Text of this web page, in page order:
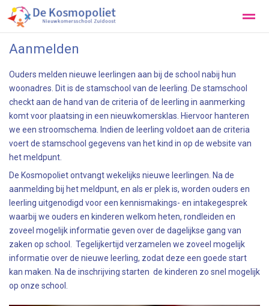
Onze School Praktische info
Aanmelden
Ouders melden nieuwe leerlingen aan bij de school nabij hun
woonadres. Dit is de stamschool van de leerling. De stamschool
checkt aan de hand van de criteria of de leerling in aanmerking
komt voor plaatsing in een nieuwkomersklas. Hiervoor hanteren
we een stroomschema. Indien de leerling voldoet aan de criteria
voert de stamschool gegevens van het kind in op de website van
het meldpunt.
De Kosmopoliet ontvangt wekelijks nieuwe leerlingen. Na de
aanmelding bij het meldpunt, en als er plek is, worden ouders en
leerling uitgenodigd voor een kennismakings- en intakegesprek
waarbij we ouders en kinderen welkom heten, rondleiden en
zoveel mogelijk informatie geven over de dagelijkse gang van
zaken op school. Tegelijkertijd verzamelen we zoveel mogelijk
informatie over de nieuwe leerling, zodat deze een goede start
kan maken. Na de inschrijving starten de kinderen zo snel mogelijk
op onze school.